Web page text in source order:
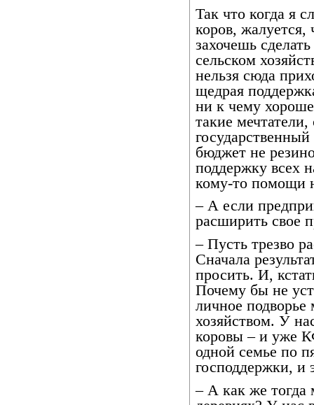
Так что когда я
коров,
захочешь
сельском
нельзя сюда
щедрая
ни к чему
такие
бюджет не
поддержку всех
кому-то помощи
– А если
расширить свое
– Пусть трезво
Сначала
просить. И,
Почему бы не
личное
хозяйством. У
коровы – и уже
одной семье по
господдержки, и
– А как же